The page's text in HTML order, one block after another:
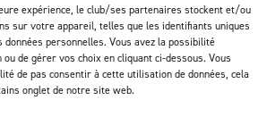
expérience, le club/ses partenaires stockent et/ou
sur votre appareil, telles que les identifiants uniques
personnelles. Vous avez la possibilité
de gérer vos choix en cliquant ci-dessous. Vous
de pas consentir à cette utilisation de données, cela
onglet de notre site web.
Réalisation MTM Agency